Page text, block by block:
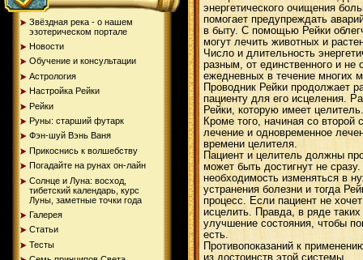
Звёздная река - о нашем
эзотерическом портале
Новости
Обучение и консультации
Астрология
Настройка Рейки
Рейки
Руны: старший футарк
Фэн-шуй Вэнь Ваня
Прикоснись к волшебству
Погадайте на рунах oн-лайн
Солнце и Луна: восход,
тибетский календарь, курс
Луны, заметные точки года
Галерея
Статьи
Тесты
энергетического очищения
помогает предупреждать
в быту. С помощью Рейки
могут лечить животных и
Число и длительность
разным, от единственного и
ежедневных в течение многих
Проводник Рейки продолжает
пациенту для его исцеления.
Рейки, которую имеет
Кроме того, начиная со второй
лечение и одновременное
времени целителя.
Пациент и целитель должны
может быть достигнут не
необходимость изменяться в
устранения болезни и тогда
процесс. Если пациент не
исцелить. Правда, в ряде
улучшение состояния, чтобы
есть.
Противопоказаний к
из достоинств этой системы.